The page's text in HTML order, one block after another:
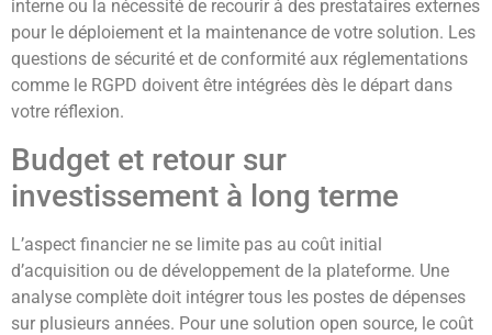
interne ou la nécessité de recourir à des prestataires externes
pour le déploiement et la maintenance de votre solution. Les
questions de sécurité et de conformité aux réglementations
comme le RGPD doivent être intégrées dès le départ dans
votre réflexion.
Budget et retour sur
investissement à long terme
L’aspect financier ne se limite pas au coût initial
d’acquisition ou de développement de la plateforme. Une
analyse complète doit intégrer tous les postes de dépenses
sur plusieurs années. Pour une solution open source, le coût